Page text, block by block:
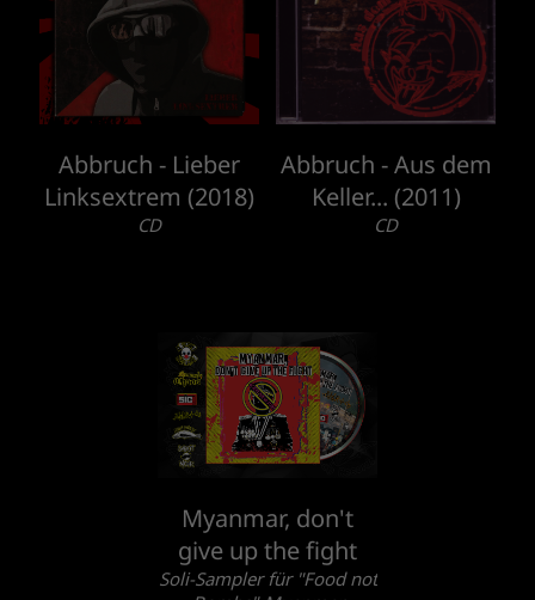
Abbruch - Lieber
Linksextrem (2018)
CD
Abbruch - Aus dem
Keller​.​.​. (2011)
CD
Myanmar, don't
give up the fight
Soli-Sampler für "Food not